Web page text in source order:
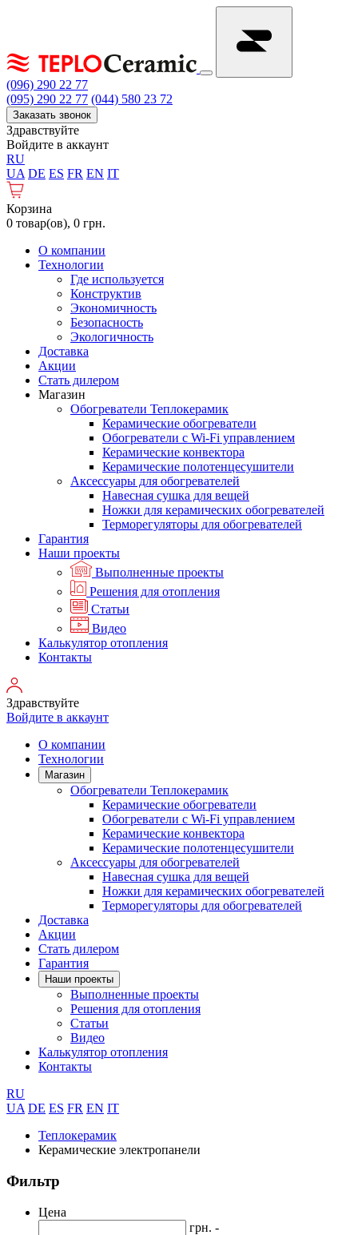
(096) 290 22 77
(095) 290 22 77 (044) 580 23 72
Заказать звонок
Здравствуйте
Войдите в аккаунт
RU
UA DE ES FR EN IT
Корзина
0 товар(ов), 0 грн.
О компании
Технологии
Где используется
Конструктив
Экономичность
Безопасность
Экологичность
Доставка
Акции
Стать дилером
Магазин
Обогреватели Теплокерамик
Керамические обогреватели
Обогреватели с Wi-Fi управлением
Керамические конвектора
Керамические полотенцесушители
Аксессуары для обогревателей
Навесная сушка для вещей
Ножки для керамических обогревателей
Терморегуляторы для обогревателей
Гарантия
Наши проекты
Выполненные проекты
Решения для отопления
Статьи
Видео
Калькулятор отопления
Контакты
Здравствуйте
Войдите в аккаунт
О компании
Технологии
Магазин
Обогреватели Теплокерамик
Керамические обогреватели
Обогреватели с Wi-Fi управлением
Керамические конвектора
Керамические полотенцесушители
Аксессуары для обогревателей
Навесная сушка для вещей
Ножки для керамических обогревателей
Терморегуляторы для обогревателей
Доставка
Акции
Стать дилером
Гарантия
Наши проекты
Выполненные проекты
Решения для отопления
Статьи
Видео
Калькулятор отопления
Контакты
RU
UA DE ES FR EN IT
Теплокерамик
Керамические электропанели
Фильтр
Цена
грн. -